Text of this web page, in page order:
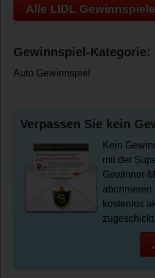
Alle LIDL Gewinnspiele
Gewinnspiel-Kategorie:
Auto Gewinnspiel
Verpassen Sie kein
Kein
mit der
Gewinner-
abonnieren
kostenlos
zugeschickt.